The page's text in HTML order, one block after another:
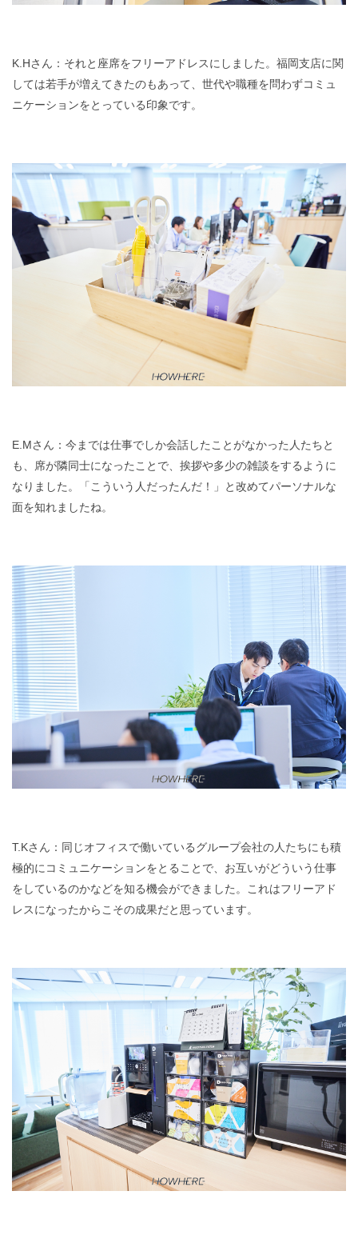
K.Hさん：それと座席をフリーアドレスにしました。福岡支店に関
しては若手が増えてきたのもあって、世代や職種を問わずコミュ
ニケーションをとっている印象です。
E.Mさん：今までは仕事でしか会話したことがなかった人たちと
も、席が隣同士になったことで、挨拶や多少の雑談をするように
なりました。「こういう人だったんだ！」と改めてパーソナルな
面を知れましたね。
T.Kさん：同じオフィスで働いているグループ会社の人たちにも積
極的にコミュニケーションをとることで、お互いがどういう仕事
をしているのかなどを知る機会ができました。これはフリーアド
レスになったからこその成果だと思っています。